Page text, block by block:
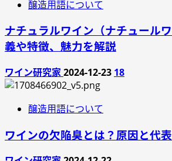
醸造用語について
ナチュラルワイン（ナチュール
義や特徴、魅力を解説
ワイン研究家2024-12-23 18
醸造用語について
ワインの欠陥臭とは？原因と代